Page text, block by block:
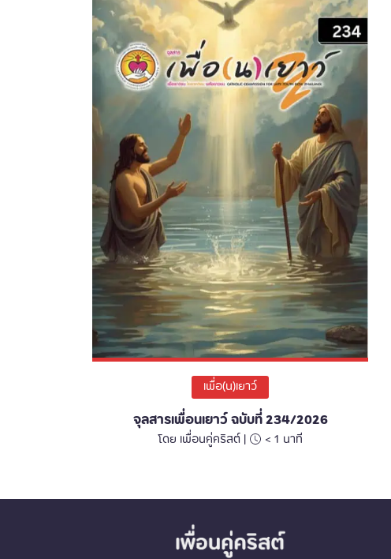
เพื่อ(น)เยาว์
จุลสารเพื่อนเยาว์ ฉบับที่ 234/2026
โดย เพื่อนคู่คริสต์ | < 1 นาที